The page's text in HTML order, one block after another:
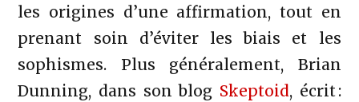
les origines d’une affirmation, tout en
prenant soin d’éviter les biais et les
sophismes. Plus généralement, Brian
Dunning, dans son blog Skeptoid, écrit :